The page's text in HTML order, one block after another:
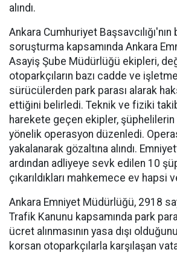
alındı.
Ankara Cumhuriyet Başsavcılığı'nın
soruşturma kapsamında Ankara
Asayiş Şube Müdürlüğü ekipleri,
otoparkçıların bazı cadde ve
sürücülerden park parası alarak
ettiğini belirledi. Teknik ve fiziki
harekete geçen ekipler, şüphelilerin
yönelik operasyon düzenledi.
yakalanarak gözaltına alındı.
ardından adliyeye sevk edilen 10
çıkarıldıkları mahkemece ev hapsi
Ankara Emniyet Müdürlüğü, 2918
Trafik Kanunu kapsamında park
ücret alınmasının yasa dışı
korsan otoparkçılarla karşılaşan